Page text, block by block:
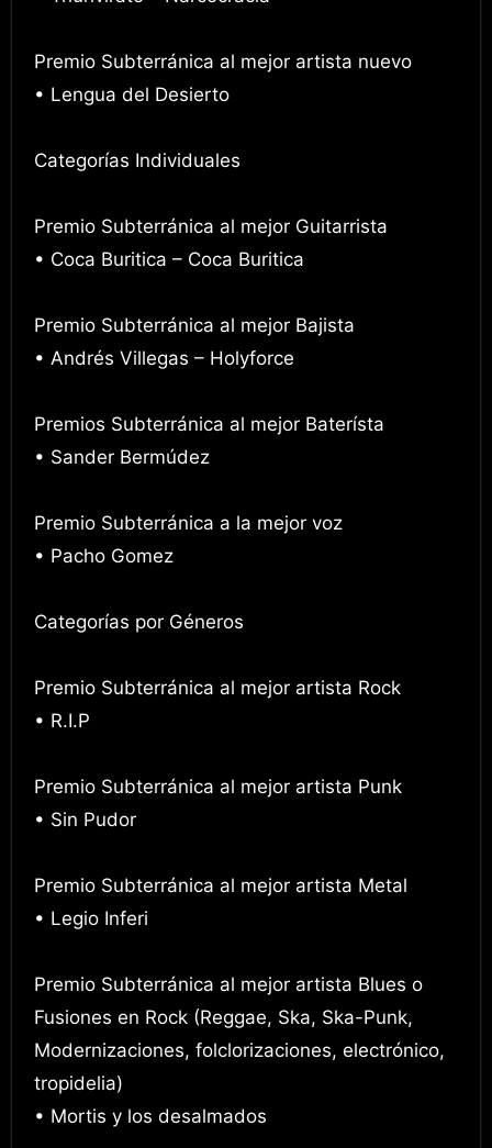
Premio Subterránica al mejor artista nuevo
• Lengua del Desierto
Categorías Individuales
Premio Subterránica al mejor Guitarrista
• Coca Buritica – Coca Buritica
Premio Subterránica al mejor Bajista
• Andrés Villegas – Holyforce
Premios Subterránica al mejor Baterísta
• Sander Bermúdez
Premio Subterránica a la mejor voz
• Pacho Gomez
Categorías por Géneros
Premio Subterránica al mejor artista Rock
• R.I.P
Premio Subterránica al mejor artista Punk
• Sin Pudor
Premio Subterránica al mejor artista Metal
• Legio Inferi
Premio Subterránica al mejor artista Blues o
Fusiones en Rock (Reggae, Ska, Ska-Punk,
Modernizaciones, folclorizaciones, electrónico,
tropidelia)
• Mortis y los desalmados